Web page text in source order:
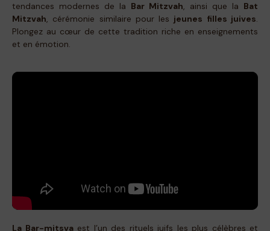
tendances modernes de la Bar Mitzvah, ainsi que la Bat
Mitzvah, cérémonie similaire pour les jeunes filles juives.
Plongez au cœur de cette tradition riche en enseignements
et en émotion.
La Bar-mitsvaest l’un des rituels juifs les plus célèbres et